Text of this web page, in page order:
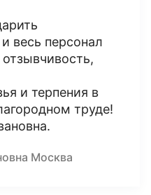
весь персонал
и терпения в
труде!
Москва